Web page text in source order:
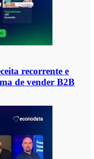
recorrente e
de vender B2B